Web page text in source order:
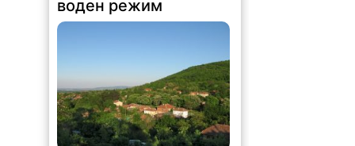
90 | 2026-08-05 18:07:15
Село Горна Вереница, в община